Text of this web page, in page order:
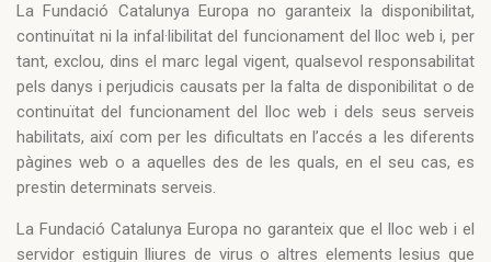
La Fundació Catalunya Europa no garanteix la disponibilitat,
continuïtat ni la infal·libilitat del funcionament del lloc web i, per
tant, exclou, dins el marc legal vigent, qualsevol responsabilitat
pels danys i perjudicis causats per la falta de disponibilitat o de
continuïtat del funcionament del lloc web i dels seus serveis
habilitats, així com per les dificultats en l’accés a les diferents
pàgines web o a aquelles des de les quals, en el seu cas, es
prestin determinats serveis.
La Fundació Catalunya Europa no garanteix que el lloc web i el
servidor estiguin lliures de virus o altres elements lesius que